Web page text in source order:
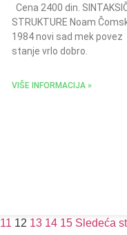
Cena 2400 din.
STRUKTURE Noam
1984 novi sad mek povez
stanje vrlo dobro.
VIŠE INFORMACIJA »
11 12 13 14 15 Sledeća